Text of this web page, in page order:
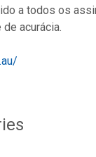
a todos os
acurácia.